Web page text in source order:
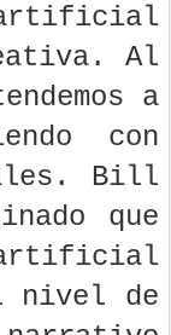
Al
a
con
Bill
que
nivel de